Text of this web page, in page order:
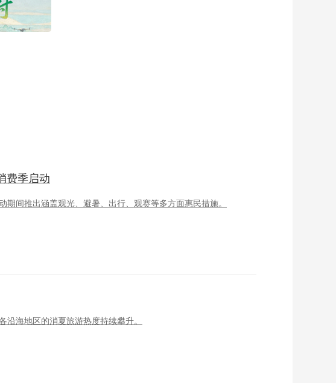
费季启动
间推出涵盖观光、避暑、出行、观赛等多方面惠民措施。
沿海地区的消夏旅游热度持续攀升。